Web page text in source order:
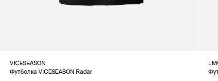
VICESEASON
Футболка VICESEASON Radar